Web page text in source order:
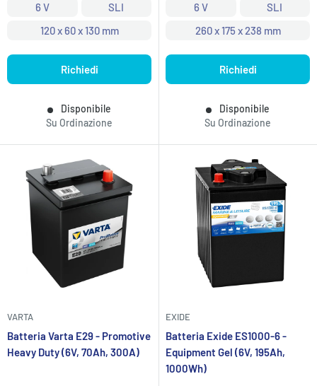
6 V
SLI
120 x 60 x 130 mm
Richiedi
Disponibile
Su Ordinazione
6 V
SLI
260 x 175 x 238 mm
Richiedi
Disponibile
Su Ordinazione
VARTA
Batteria Varta E29 - Promotive
Heavy Duty (6V, 70Ah, 300A)
EXIDE
Batteria Exide ES1000-6 -
Equipment Gel (6V, 195Ah,
1000Wh)